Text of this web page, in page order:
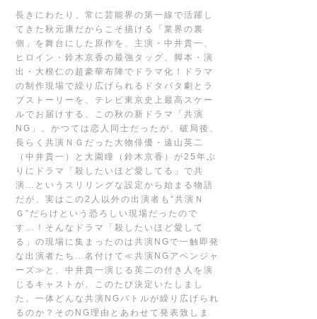
長きにわたり、常に芸能界の第一線で活躍し
てきた秋元康だからこそ描ける「業界の裏
側」を舞台にした原作を、主演・中井貴一、
ヒロイン・鈴木京香の最強タッグ、脚本・演
出・大根仁の超豪華布陣でドラマ化！ドラマ
の制作現場で繰り広げられるドタバタ劇とラ
ブストーリーを、テレビ東京史上最高スケー
ルでお届けする、この秋の新ドラマ「共演
NG」。かつては恋人同士だったが、破局後、
長らく共演ＮＧだった大物俳優・遠山英二
（中井貴一）と大園瞳（鈴木京香）が25年ぶ
りにドラマ「殺したいほど愛してる」で共
演…というスリリングな設定から始まる物語
だが、実はこの2人以外の出演者も“共演Ｎ
Ｇ”だらけという恐ろしい現場だったので
す…！そんなドラマ「殺したいほど愛して
る」の現場に集まったのは共演NGで一触即発
な出演者たち…名付けて≪共演NGアベンジャ
ーズ≫と、中井貴一演じる英二の付き人を演
じるキャストが、このたび決定いたしまし
た。一体どんな共演NGバトルが繰り広げられ
るのか？そのNG理由とあわせて発表致しま